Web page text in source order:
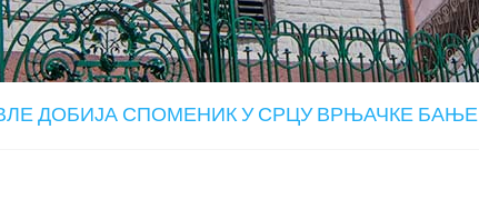
ДОБИЈА СПОМЕНИК У СРЦУ ВРЊАЧКЕ БАЊЕ